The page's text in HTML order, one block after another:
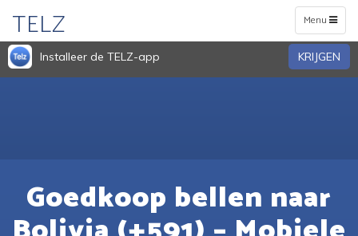
Toggle
navigation
Menu
TELZ
Installeer de TELZ-app KRIJGEN
Goedkoop bellen naar